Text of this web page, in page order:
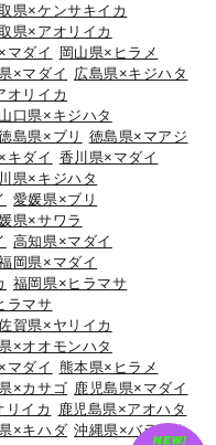
県×ケンサキイカ
県×アオリイカ
マダイ
岡山県×ヒラメ
×マダイ 広島県×キジハタ
オリイカ
山口県×キジハタ
島県×ブリ
徳島県×マアジ
キダイ 香川県×マダイ
県×キジハタ
愛媛県×ブリ
県×サワラ
高知県×マダイ
岡県×マダイ
福岡県×ヒラマサ
ラマサ
賀県×ヤリイカ
×オオモンハタ
マダイ 熊本県×ヒラメ
×カサゴ 鹿児島県×マダイ
リイカ
鹿児島県×アオハタ
×キハダ 沖縄県×バラハタ